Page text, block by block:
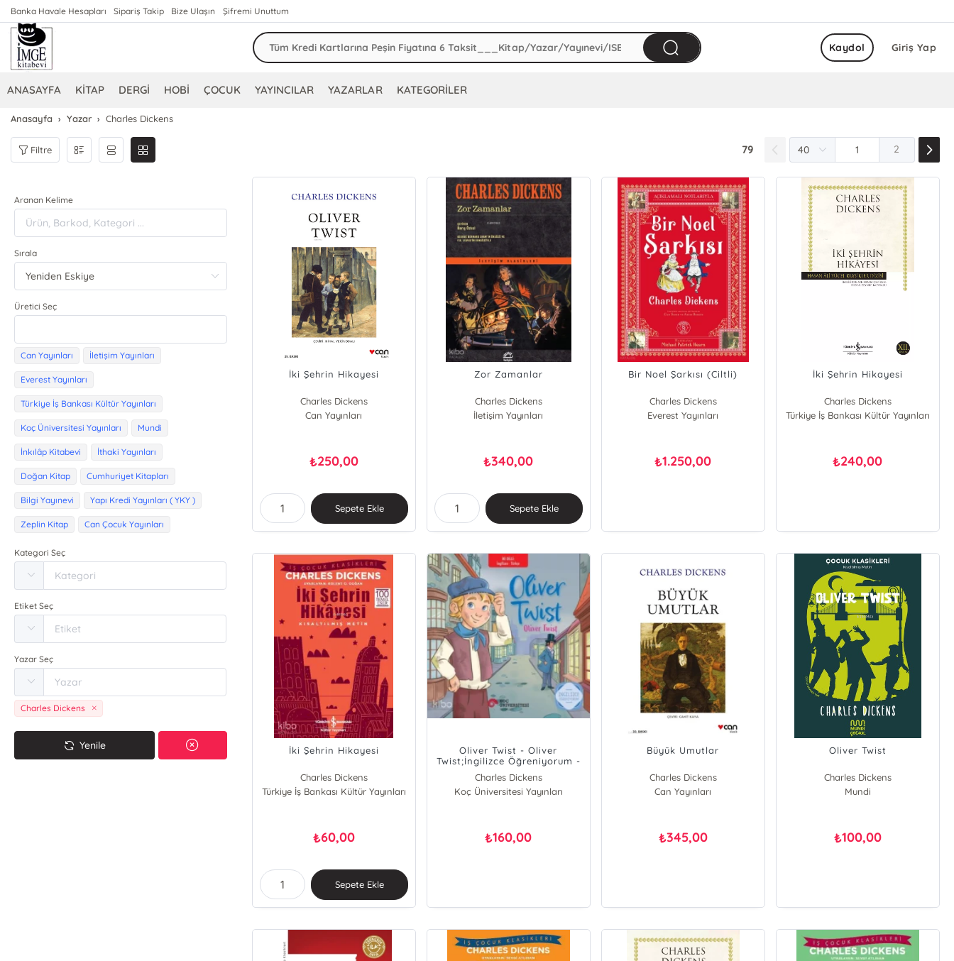
Banka Havale Hesapları Sipariş Takip Bize Ulaşın Şifremi Unuttum
Giriş Yap
Kaydol
ANASAYFA KİTAP DERGİ HOBİ ÇOCUK YAYINCILAR YAZARLAR KATEGORİLER
Anasayfa Yazar Charles Dickens
Filtre 79 2
Aranan Kelime
Sırala
Üretici Seç
Can Yayınları İletişim Yayınları
Everest Yayınları
Türkiye İş Bankası Kültür Yayınları
Koç Üniversitesi Yayınları Mundi
İnkılâp Kitabevi İthaki Yayınları
Doğan Kitap Cumhuriyet Kitapları
Bilgi Yayınevi Yapı Kredi Yayınları ( YKY )
Zeplin Kitap Can Çocuk Yayınları
Kategori Seç
Etiket Seç
Yazar Seç
Charles Dickens
Yenile
İki Şehrin Hikayesi
Charles Dickens
Can Yayınları
₺250,00
Sepete Ekle
Zor Zamanlar
Charles Dickens
İletişim Yayınları
₺340,00
Sepete Ekle
Bir Noel Şarkısı (Ciltli)
Charles Dickens
Everest Yayınları
₺1.250,00
İki Şehrin Hikayesi
Charles Dickens
Türkiye İş Bankası Kültür Yayınları
₺240,00
İki Şehrin Hikayesi
Charles Dickens
Türkiye İş Bankası Kültür Yayınları
₺60,00
Sepete Ekle
Oliver Twist - Oliver
Twist;İngilizce Öğreniyorum -
İki Dilli Kitaplar
Charles Dickens
Koç Üniversitesi Yayınları
₺160,00
Büyük Umutlar
Charles Dickens
Can Yayınları
₺345,00
Oliver Twist
Charles Dickens
Mundi
₺100,00